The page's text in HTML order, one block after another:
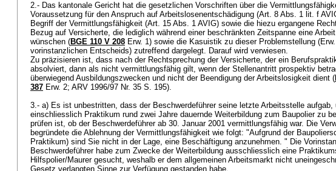
2.- Das kantonale Gericht hat die gesetzlichen Vorschriften über die
Voraussetzung für den Anspruch auf Arbeitslosenentschädigung (Art. 8 Abs. 1 lit. f
Begriff der Vermittlungsfähigkeit (Art. 15 Abs. 1 AVIG) sowie die hiezu ergangene
Bezug auf Versicherte, die lediglich während einer beschränkten Zeitspanne eine
wünschen (BGE 110 V 208 Erw. 1) sowie die Kasuistik zu dieser Problemstellung
vorinstanzlichen Entscheids) zutreffend dargelegt. Darauf wird verwiesen.
Zu präzisieren ist, dass nach der Rechtsprechung der Versicherte, der ein
absolviert, dann als nicht vermittlungsfähig gilt, wenn der Stellenantritt prospektiv
überwiegend Ausbildungszwecken und nicht der Beendigung der Arbeitslosigkeit dient (
387 Erw. 2; ARV 1996/97 Nr. 35 S. 195).
3.- a) Es ist unbestritten, dass der Beschwerdeführer seine letzte Arbeitsstelle aufgab,
einschliesslich Praktikum rund zwei Jahre dauernde Weiterbildung zum Baupolier zu
prüfen ist, ob der Beschwerdeführer ab 30. Januar 2001 vermittlungsfähig war. Die
begründete die Ablehnung der Vermittlungsfähigkeit wie folgt: "Aufgrund der
Praktikum) sind Sie nicht in der Lage, eine Beschäftigung anzunehmen. " Die
Beschwerdeführer habe zum Zwecke der Weiterbildung ausschliesslich eine
Hilfspolier/Maurer gesucht, weshalb er dem allgemeinen Arbeitsmarkt nicht
Gesetz verlangten Sinne zur Verfügung gestanden habe.